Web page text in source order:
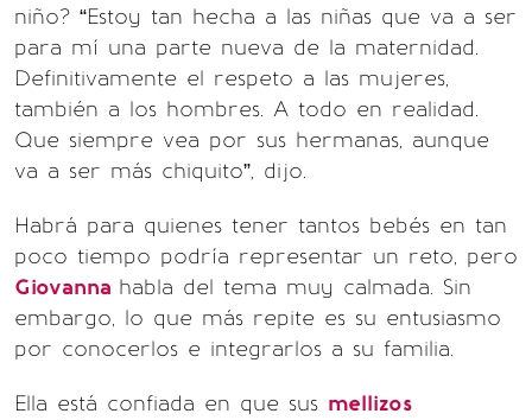
niño? “Estoy tan hecha a las niñas que va a ser
para mí una parte nueva de la maternidad.
Definitivamente el respeto a las mujeres,
también a los hombres. A todo en realidad.
Que siempre vea por sus hermanas, aunque
va a ser más chiquito”, dijo.
Habrá para quienes tener tantos bebés en tan
poco tiempo podría representar un reto, pero
Giovanna habla del tema muy calmada. Sin
embargo, lo que más repite es su entusiasmo
por conocerlos e integrarlos a su familia.
Ella está confiada en que sus mellizos